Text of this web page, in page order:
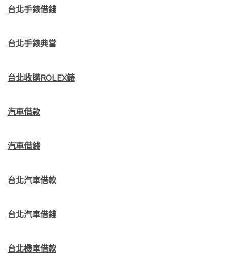
台北手錶借錢
台北手錶典當
台北收購ROLEX錶
汽車借款
汽車借錢
台北汽車借款
台北汽車借錢
台北機車借款